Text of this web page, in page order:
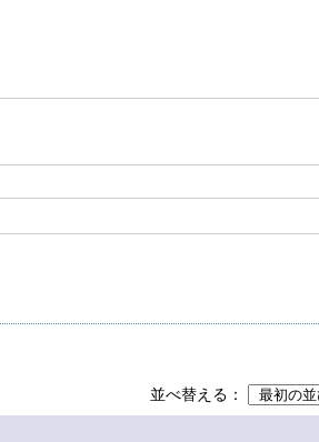
並べ替える